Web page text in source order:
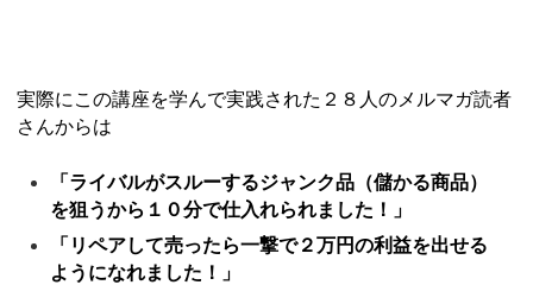
実際にこの講座を学んで実践された２８人のメルマガ読者
さんからは
「ライバルがスルーするジャンク品（儲かる商品）
を狙うから１０分で仕入れられました！」
「リペアして売ったら一撃で２万円の利益を出せる
ようになれました！」